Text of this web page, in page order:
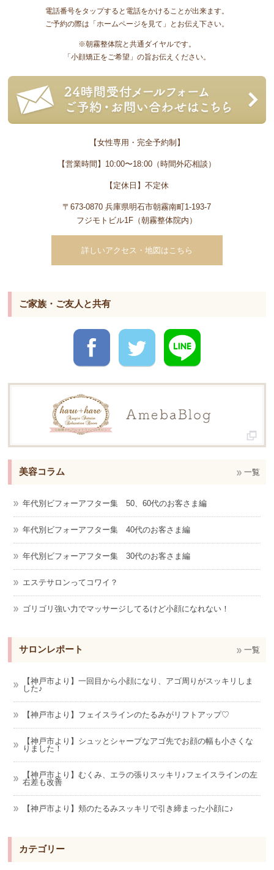
電話番号をタップすると電話をかけることが出来ます。
ご予約の際は「ホームページを見て」とお伝え下さい。
※朝霧整体院と共通ダイヤルです。
「小顔矯正をご希望」の旨お伝えください。
【女性専用・完全予約制】
【営業時間】10:00〜18:00（時間外応相談）
【定休日】不定休
〒673-0870 兵庫県明石市朝霧南町1-193-7
フジモトビル1F（朝霧整体院内）
詳しいアクセス・地図はこちら
ご家族・ご友人と共有
美容コラム 一覧
年代別ビフォーアフター集 50、60代のお客さま編
年代別ビフォーアフター集 40代のお客さま編
年代別ビフォーアフター集 30代のお客さま編
エステサロンってコワイ？
ゴリゴリ強い力でマッサージしてるけど小顔になれない！
サロンレポート 一覧
【神戸市より】一回目から小顔になり、アゴ周りがスッキリしま
した♪
【神戸市より】フェイスラインのたるみがリフトアップ♡
【神戸市より】シュッとシャープなアゴ先でお顔の幅も小さくな
りました！
【神戸市より】むくみ、エラの張りスッキリ♪フェイスラインの左
右差も改善
【神戸市より】頬のたるみスッキリで引き締まった小顔に♪
カテゴリー